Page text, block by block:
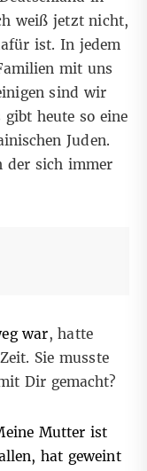
weiß jetzt nicht,
ist. In jedem
mit uns
sind wir
gibt heute so eine
Juden.
der sich immer
war, hatte
Sie musste
Dir gemacht?
Mutter ist
hat geweint